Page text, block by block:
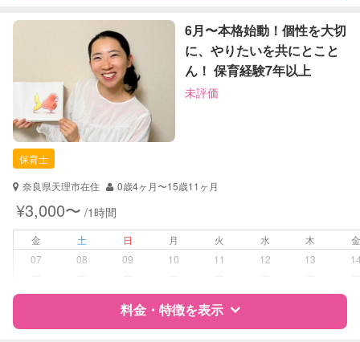
特徴 料金 レビュー
サポートの特徴
資格
自治体届出済ベビーシッター
保育士
対応可能/特徴
早朝対応
子育て経験
対応可否は個別に相談
6月〜本格始動！個性を大切
に、やりたいを共にとこと
ん！ 保育経験7年以上
未評価
保育士
奈良県天理市在住
0歳4ヶ月〜15歳11ヶ月
¥3,000〜 /1時間
金 土 日 月 火 水 木
07
08 09 10 11 12 13
料金・特徴を表示